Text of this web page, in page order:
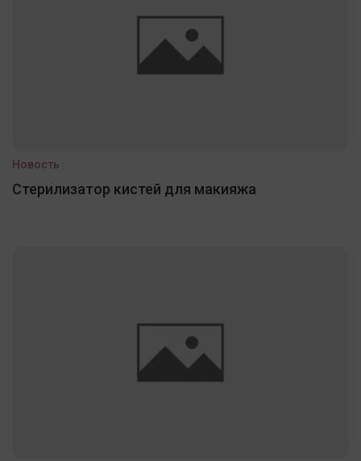
Новость
Стерилизатор кистей для макияжа